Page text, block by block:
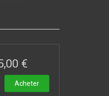
€
Acheter